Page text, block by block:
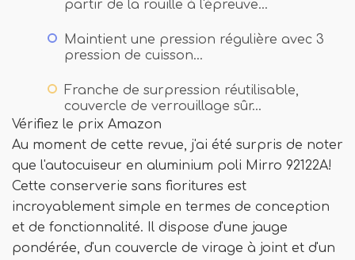
partir de la rouille à l'épreuve…
Maintient une pression régulière avec 3
pression de cuisson…
Franche de surpression réutilisable,
couvercle de verrouillage sûr…
Vérifiez le prix Amazon
Au moment de cette revue, j'ai été surpris de noter
que l'autocuiseur en aluminium poli Mirro 92122A!
Cette conserverie sans fioritures est
incroyablement simple en termes de conception
et de fonctionnalité. Il dispose d'une jauge
pondérée, d'un couvercle de virage à joint et d'un